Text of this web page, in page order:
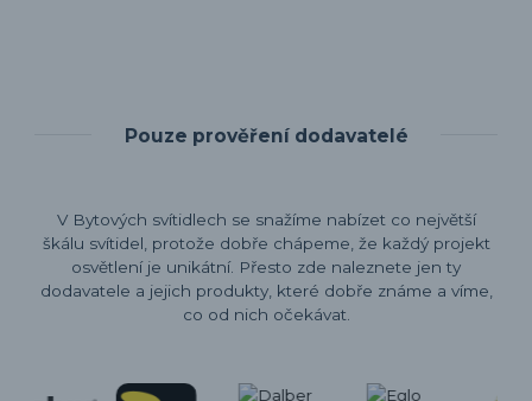
Pouze prověření dodavatelé
V Bytových svítidlech se snažíme nabízet co největší
škálu svítidel, protože dobře chápeme, že každý projekt
osvětlení je unikátní. Přesto zde naleznete jen ty
dodavatele a jejich produkty, které dobře známe a víme,
co od nich očekávat.